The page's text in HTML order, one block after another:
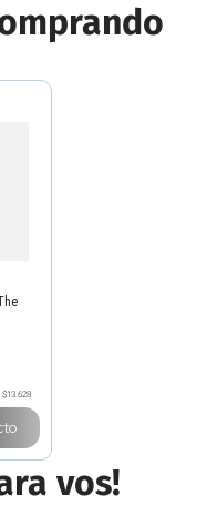
$13.628
vos!